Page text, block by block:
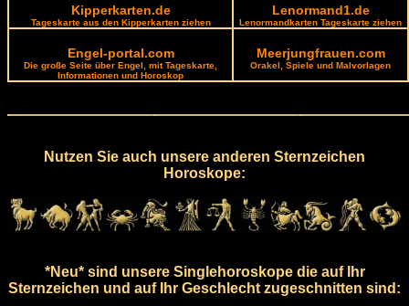
Kipperkarten.de
Tageskarte aus den Kipperkarten ziehen
Lenormand1.de
Lenormandkarten Tageskarte ziehen
Engel-portal.com
Die große Seite über Engel, mit Tageskarte,
Informationen und Horoskop
Meerjungfrauen.com
Orakel, Spiele und Malvorlagen
Nutzen Sie auch unsere anderen Sternzeichen
Horoskope:
*Neu* sind unsere Singlehoroskope die auf Ihr
Sternzeichen und auf Ihr Geschlecht zugeschnitten sind: